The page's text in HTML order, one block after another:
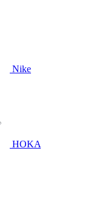
Nike
HOKA